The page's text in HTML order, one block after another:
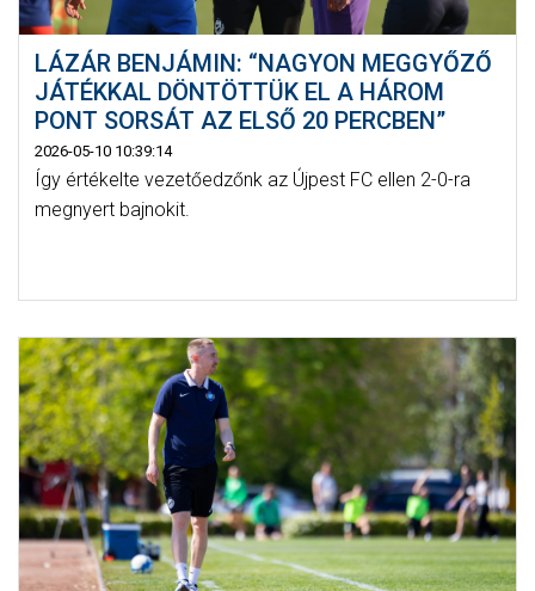
LÁZÁR BENJÁMIN: “NAGYON MEGGYŐZŐ
JÁTÉKKAL DÖNTÖTTÜK EL A HÁROM
PONT SORSÁT AZ ELSŐ 20 PERCBEN”
2026-05-10 10:39:14
Így értékelte vezetőedzőnk az Újpest FC ellen 2-0-ra
megnyert bajnokit.